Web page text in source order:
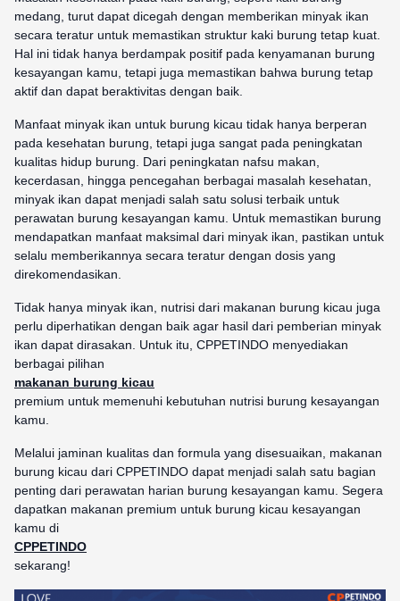
medang, turut dapat dicegah dengan memberikan minyak ikan
secara teratur untuk memastikan struktur kaki burung tetap kuat.
Hal ini tidak hanya berdampak positif pada kenyamanan burung
kesayangan kamu, tetapi juga memastikan bahwa burung tetap
aktif dan dapat beraktivitas dengan baik.
Manfaat minyak ikan untuk burung kicau tidak hanya berperan
pada kesehatan burung, tetapi juga sangat pada peningkatan
kualitas hidup burung. Dari peningkatan nafsu makan,
kecerdasan, hingga pencegahan berbagai masalah kesehatan,
minyak ikan dapat menjadi salah satu solusi terbaik untuk
perawatan burung kesayangan kamu. Untuk memastikan burung
mendapatkan manfaat maksimal dari minyak ikan, pastikan untuk
selalu memberikannya secara teratur dengan dosis yang
direkomendasikan.
Tidak hanya minyak ikan, nutrisi dari makanan burung kicau juga
perlu diperhatikan dengan baik agar hasil dari pemberian minyak
ikan dapat dirasakan. Untuk itu, CPPETINDO menyediakan
berbagai pilihan
makanan burung kicau
premium untuk memenuhi kebutuhan nutrisi burung kesayangan
kamu.
Melalui jaminan kualitas dan formula yang disesuaikan, makanan
burung kicau dari CPPETINDO dapat menjadi salah satu bagian
penting dari perawatan harian burung kesayangan kamu. Segera
dapatkan makanan premium untuk burung kicau kesayangan
kamu di
CPPETINDO
sekarang!